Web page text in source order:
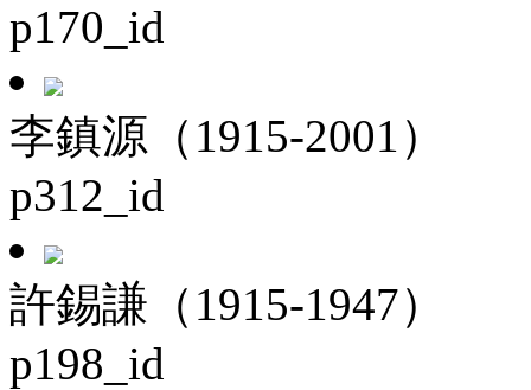
p170_id
李鎮源（1915-2001）
p312_id
許錫謙（1915-1947）
p198_id